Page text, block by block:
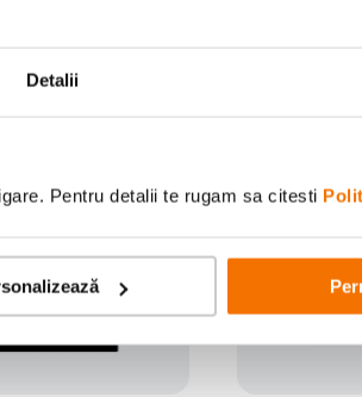
Detalii
Pentru detalii te rugam sa citesti